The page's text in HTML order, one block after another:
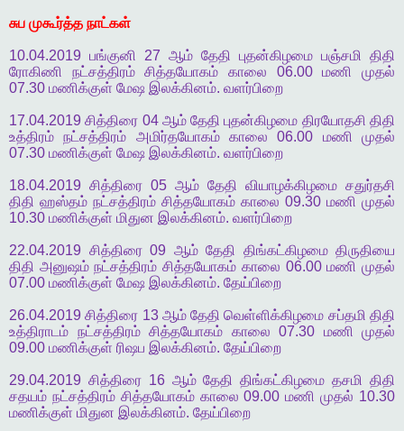
சுப முகூர்த்த நாட்கள்
10.04.2019 பங்குனி 27 ஆம் தேதி புதன்கிழமை பஞ்சமி
திதி
ரோகிணி
நட்சத்திரம் சித்தயோகம் காலை 06.00மணி
முதல்
07.30 மணிக்குள் மேஷ இலக்கினம். வளர்பிறை
17.04.2019சித்திரை 04 ஆம் தேதி புதன்கிழமை திரயோதசி திதி
உத்திரம்
நட்சத்திரம் அமிர்தயோகம் காலை 06.00 மணி
முதல்
07.30 மணிக்குள் மேஷ இலக்கினம். வளர்பிறை
18.04.2019 சித்திரை 05 ஆம் தேதி வியாழக்கிழமை சதுர்தசி
திதி ஹஸ்தம் நட்சத்திரம் சித்தயோகம் காலை 09.30 மணி முதல்
10.30 மணிக்குள் மிதுன இலக்கினம். வளர்பிறை
22.04.2019 சித்திரை09 ஆம் தேதி திங்கட்கிழமை திருதியை
திதி அனுஷம் நட்சத்திரம் சித்தயோகம் காலை 06.00மணி முதல்
07.00 மணிக்குள் மேஷ இலக்கினம். தேய்பிறை
26.04.2019சித்திரை 13 ஆம் தேதி வெள்ளிக்கிழமை சப்தமி திதி
உத்திராடம் நட்சத்திரம் சித்தயோகம் காலை 07.30 மணி
முதல்
09.00 மணிக்குள் ரிஷப இலக்கினம். தேய்பிறை
29.04.2019 சித்திரை16 ஆம் தேதி திங்கட்கிழமை தசமி திதி
சதயம் நட்சத்திரம் சித்தயோகம் காலை 09.00மணி முதல் 10.30
மணிக்குள் மிதுன இலக்கினம். தேய்பிறை